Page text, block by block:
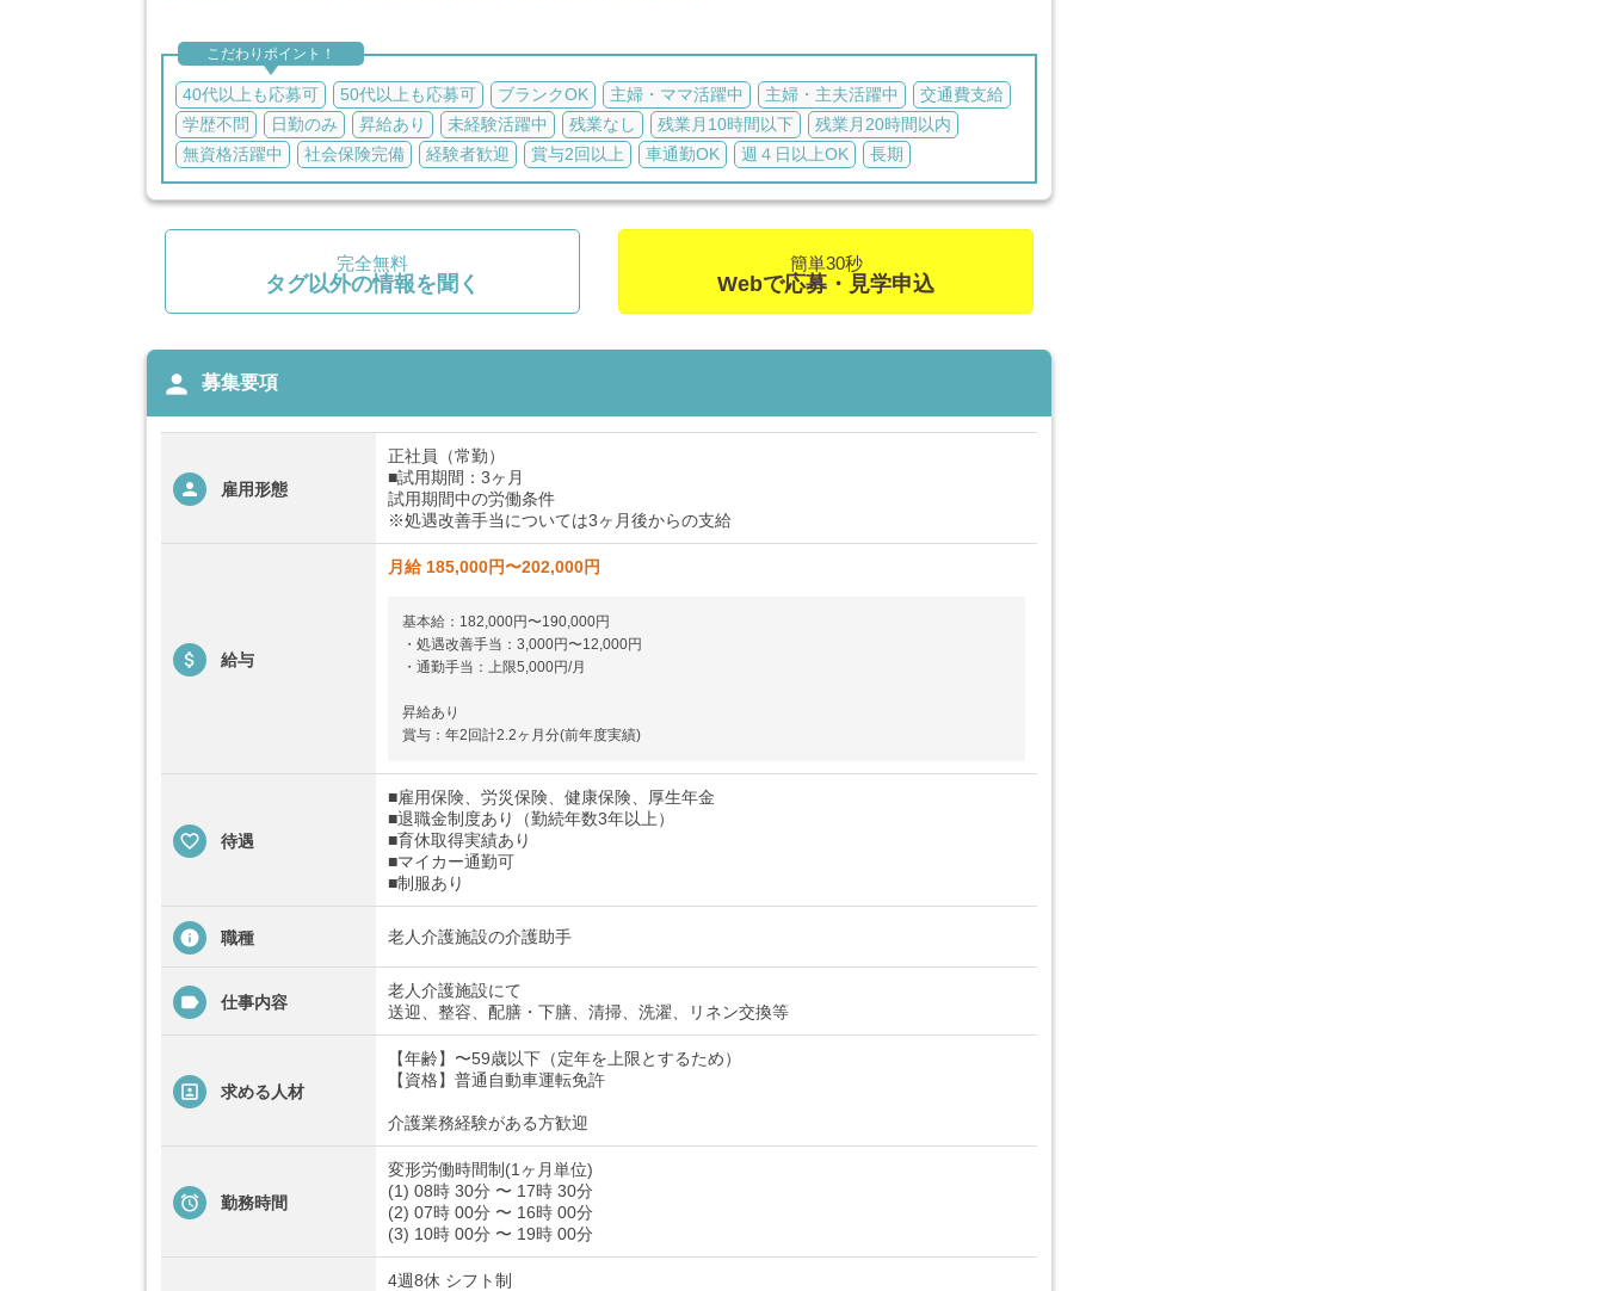
こだわりポイント！
40代以上も応募可 50代以上も応募可 ブランクOK 主婦・ママ活躍中 主婦・主夫活躍中
交通費支給
学歴不問
日勤のみ 昇給あり 未経験活躍中 残業なし 残業月10時間以下
残業月20時間以内
無資格活躍中
社会保険完備 経験者歓迎 賞与2回以上 車通勤OK 週４日以上OK 長期
完全無料
タグ以外の情報を聞く
簡単30秒
Webで応募・見学申込
person 募集要項
雇用形態
正社員（常勤）
■試用期間：3ヶ月
試用期間中の労働条件
※処遇改善手当については3ヶ月後からの支給
給与
月給 185,000円〜202,000円
基本給：182,000円〜190,000円
・処遇改善手当：3,000円〜12,000円
・通勤手当：上限5,000円/月
昇給あり
賞与：年2回計2.2ヶ月分(前年度実績)
待遇
■雇用保険、労災保険、健康保険、厚生年金
■退職金制度あり（勤続年数3年以上）
■育休取得実績あり
■マイカー通勤可
■制服あり
職種 老人介護施設の介護助手
仕事内容
老人介護施設にて
送迎、整容、配膳・下膳、清掃、洗濯、リネン交換等
求める人材
【年齢】〜59歳以下（定年を上限とするため）
【資格】普通自動車運転免許
介護業務経験がある方歓迎
勤務時間
変形労働時間制(1ヶ月単位)
(1) 08時 30分 〜 17時 30分
(2) 07時 00分 〜 16時 00分
(3) 10時 00分 〜 19時 00分
4週8休 シフト制